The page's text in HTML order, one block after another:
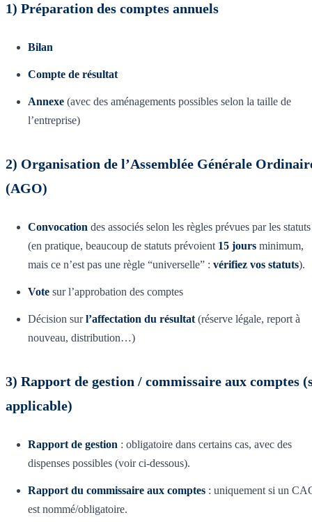
1) Préparation des comptes annuels
Bilan
Compte de résultat
Annexe (avec des aménagements possibles selon la taille de
l’entreprise)
2) Organisation de l’Assemblée Générale
(AGO)
Convocation des associés selon les règles prévues par les statuts
(en pratique, beaucoup de statuts prévoient 15 jours minimum,
mais ce n’est pas une règle “universelle” : vérifiez vos statuts).
Vote sur l’approbation des comptes
Décision surl’affectation du résultat (réserve légale, report à
nouveau, distribution…)
3) Rapport de gestion / commissaire aux comptes
applicable)
Rapport de gestion : obligatoire dans certains cas, avec des
dispenses possibles (voir ci-dessous).
Rapport du commissaire aux comptes : uniquement si un
est nommé/obligatoire.